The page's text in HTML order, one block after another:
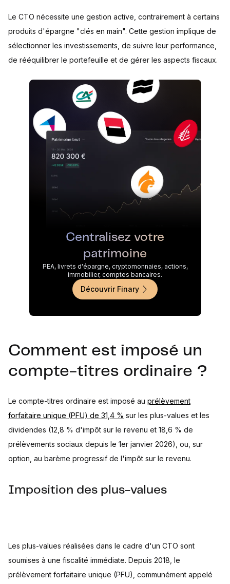
Le CTO nécessite une gestion active, contrairement à certains
produits d'épargne "clés en main". Cette gestion implique de
sélectionner les investissements, de suivre leur performance,
de rééquilibrer le portefeuille et de gérer les aspects fiscaux.
Centralisez votre
patrimoine
PEA, livrets d'épargne, cryptomonnaies, actions,
immobilier, comptes bancaires.
Découvrir Finary
Comment est imposé un
compte-titres ordinaire ?
Le compte-titres ordinaire est imposé au prélèvement
forfaitaire unique (PFU) de 31,4 % sur les plus-values et les
dividendes (12,8 % d'impôt sur le revenu et 18,6 % de
prélèvements sociaux depuis le 1er janvier 2026), ou, sur
option, au barème progressif de l'impôt sur le revenu.
Imposition des plus-values
Les plus-values réalisées dans le cadre d'un CTO sont
soumises à une fiscalité immédiate. Depuis 2018, le
prélèvement forfaitaire unique (PFU), communément appelé